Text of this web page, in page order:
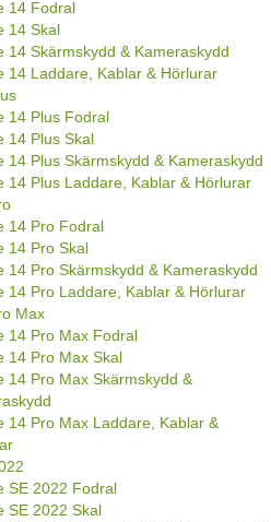
14 Fodral
14 Skal
14 Skärmskydd & Kameraskydd
14 Laddare, Kablar & Hörlurar
14 Plus Fodral
14 Plus Skal
14 Plus Skärmskydd & Kameraskydd
14 Plus Laddare, Kablar & Hörlurar
14 Pro Fodral
14 Pro Skal
14 Pro Skärmskydd & Kameraskydd
14 Pro Laddare, Kablar & Hörlurar
Max
14 Pro Max Fodral
14 Pro Max Skal
14 Pro Max Skärmskydd &
14 Pro Max Laddare, Kablar &
SE 2022 Fodral
SE 2022 Skal